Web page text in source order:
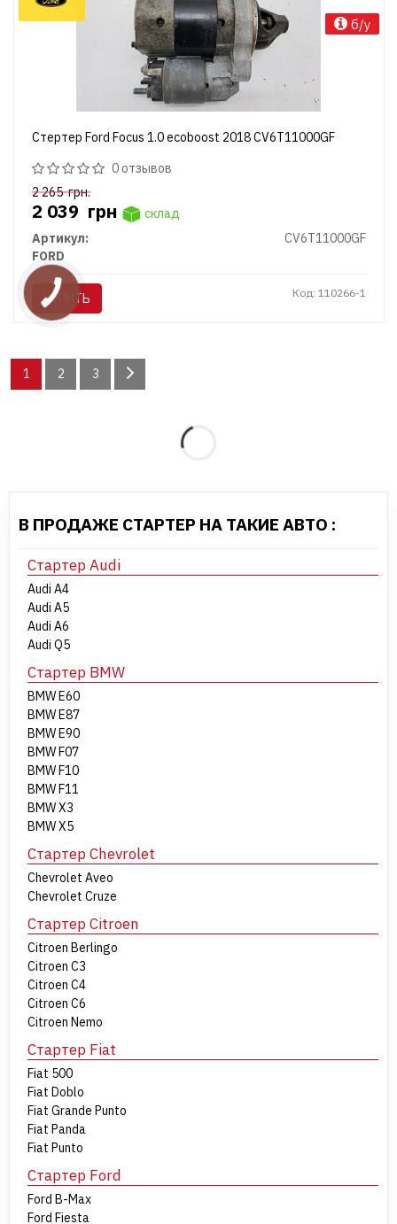
Стертер Ford Focus 1.0 ecoboost 2018 CV6T11000GF
0 отзывов
2 265грн.
2 039 грн
склад
Артикул:
CV6T11000GF
FORD
КУПИТЬ Код: 110266-1
б/у
1 2 3
В ПРОДАЖЕ СТАРТЕР НА ТАКИЕ АВТО :
Стартер Audi
Audi A4
Audi A5
Audi A6
Audi Q5
Стартер BMW
BMW E60
BMW E87
BMW E90
BMW F07
BMW F10
BMW F11
BMW X3
BMW X5
Стартер Chevrolet
Chevrolet Aveo
Chevrolet Cruze
Стартер Citroen
Citroen Berlingo
Citroen C3
Citroen C4
Citroen C6
Citroen Nemo
Стартер Fiat
Fiat 500
Fiat Doblo
Fiat Grande Punto
Fiat Panda
Fiat Punto
Стартер Ford
Ford B-Max
Ford Fiesta